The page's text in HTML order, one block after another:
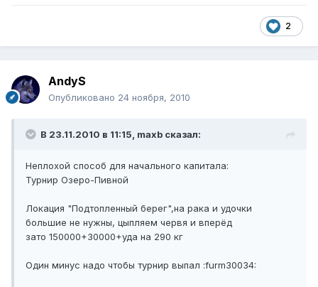
2
AndyS
Опубликовано 24 ноября, 2010
В 23.11.2010 в 11:15, maxb сказал:
Неплохой способ для начального капитала:
Турнир Озеро-Пивной
Локация "Подтопленный берег",на рака и удочки
большие не нужны, цыпляем червя и вперёд
зато 150000+30000+уда на 290 кг
Один минус надо чтобы турнир выпал :furm30034: